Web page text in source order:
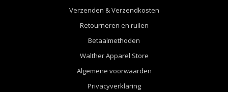
Verzenden & Verzendkosten
Retourneren en ruilen
Betaalmethoden
Walther Apparel Store
Algemene voorwaarden
Privacyverklaring